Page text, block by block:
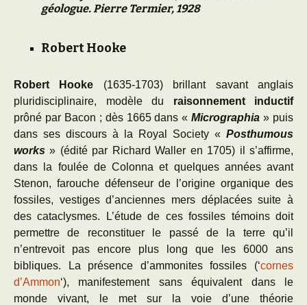
géologue. Pierre Termier, 1928
Robert Hooke
Robert Hooke (1635-1703) brillant savant anglais
pluridisciplinaire, modèle du raisonnement inductif
prôné par Bacon ; dès 1665 dans «Micrographia » puis
dans ses discours à la Royal Society « Posthumous
works » (édité par Richard Waller en 1705) il s’affirme,
dans la foulée de Colonna et quelques années avant
Stenon, farouche défenseur de l’origine organique des
fossiles, vestiges d’anciennes mers déplacées suite à
des cataclysmes. L’étude de ces fossiles témoins doit
permettre de reconstituer le passé de la terre qu’il
n’entrevoit pas encore plus long que les 6000 ans
bibliques. La présence d’ammonites fossiles (‘cornes
d’Ammon‘), manifestement sans équivalent dans le
monde vivant, le met sur la voie d’une théorie